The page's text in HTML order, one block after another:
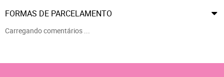
FORMAS DE PARCELAMENTO
Carregando comentários ...